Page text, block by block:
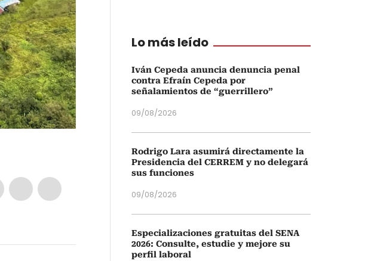
Lo más leído
Iván Cepeda anuncia denuncia penal
contra Efraín Cepeda por
señalamientos de “guerrillero”
09/08/2026
Rodrigo Lara asumirá directamente la
Presidencia del CERREM y no delegará
sus funciones
09/08/2026
Especializaciones gratuitas del SENA
2026: Consulte, estudie y mejore su
perfil laboral